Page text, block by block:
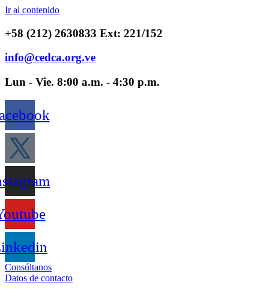
Ir al contenido
+58 (212) 2630833 Ext: 221/152
info@cedca.org.ve
Lun - Vie. 8:00 a.m. - 4:30 p.m.
Consúltanos
Datos de contacto